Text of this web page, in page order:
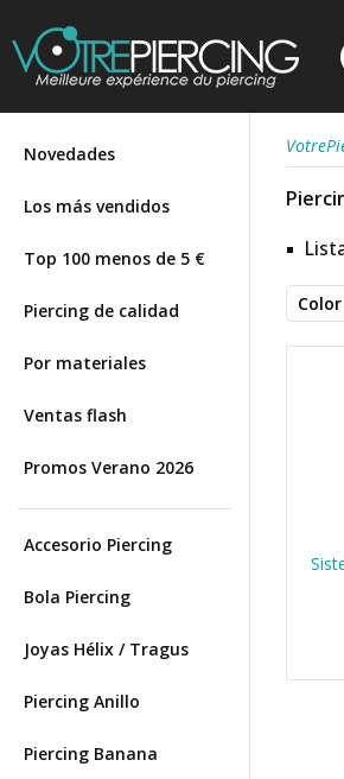
Novedades
Los más vendidos
Top 100 menos de 5 €
Piercing de calidad
Por materiales
Ventas flash
Promos Verano 2026
Accesorio Piercing
Bola Piercing
Joyas Hélix / Tragus
Piercing Anillo
Piercing Banana